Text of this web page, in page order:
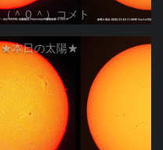
（＾０＾）コメト
★本日の太陽★